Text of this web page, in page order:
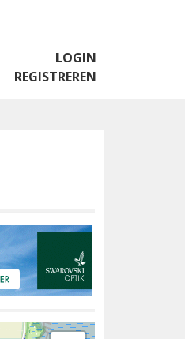
LOGIN
REGISTREREN